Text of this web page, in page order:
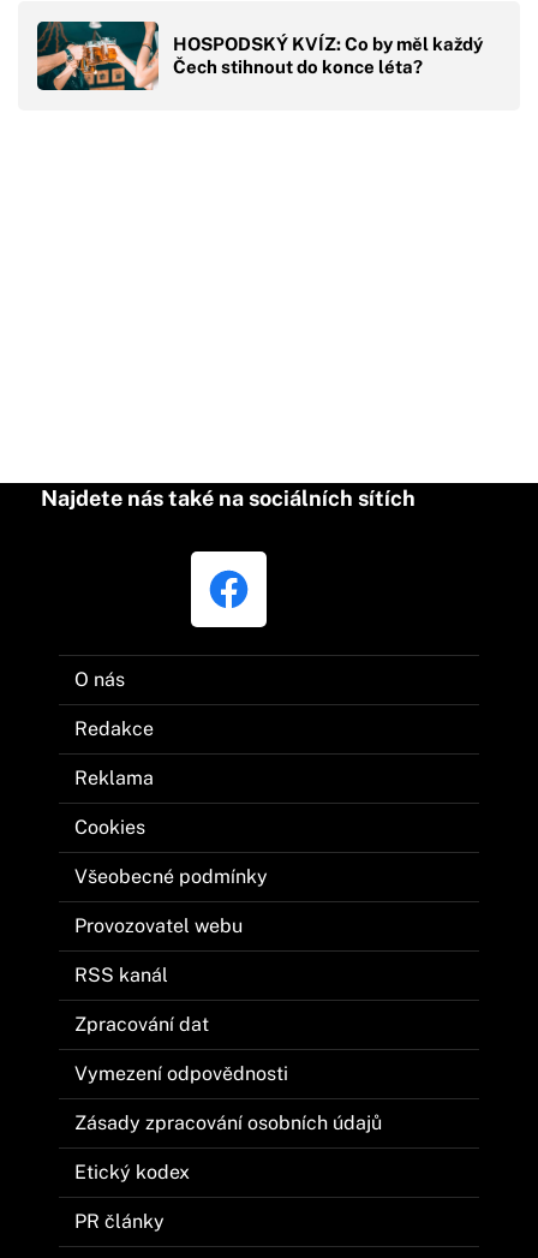
HOSPODSKÝ KVÍZ: Co by měl každý
Čech stihnout do konce léta?
Najdete nás také na sociálních sítích
O nás
Redakce
Reklama
Cookies
Všeobecné podmínky
Provozovatel webu
RSS kanál
Zpracování dat
Vymezení odpovědnosti
Zásady zpracování osobních údajů
Etický kodex
PR články